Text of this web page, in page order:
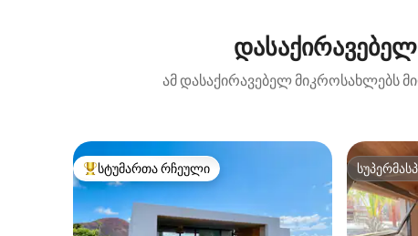
ამ დასაქირავებელ მიკროსახლებს
სტუმართა რჩეული მოწინავე ვარიანტი
სტუმართა რჩეული